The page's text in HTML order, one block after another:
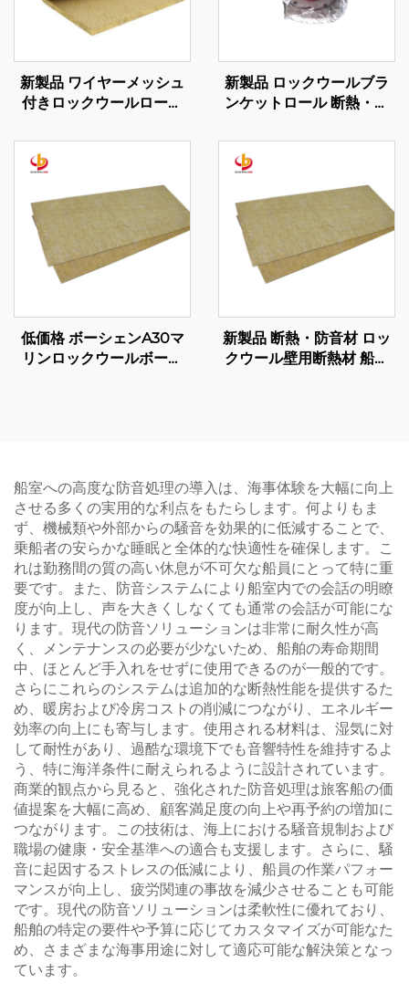
新製品 ワイヤーメッシュ
付きロックウールロール
蔽用岩鉱ウールブランケッ
新製品 ロックウールブラ
ンケットロール 断熱・防
断熱カバー
低価格 ボーシェンA30マ
リンロックウールボード
新製品 断熱・防音材 ロッ
クウール壁用断熱材 船舶
船室への高度な防音処理の導入は、海事体験を大幅に向上
させる多くの実用的な利点をもたらします。何よりもま
ず、機械類や外部からの騒音を効果的に低減することで、
乗船者の安らかな睡眠と全体的な快適性を確保します。こ
れは勤務間の質の高い休息が不可欠な船員にとって特に重
要です。また、防音システムにより船室内での会話の明瞭
度が向上し、声を大きくしなくても通常の会話が可能にな
ります。現代の防音ソリューションは非常に耐久性が高
く、メンテナンスの必要が少ないため、船舶の寿命期間
中、ほとんど手入れをせずに使用できるのが一般的です。
さらにこれらのシステムは追加的な断熱性能を提供するた
め、暖房および冷房コストの削減につながり、エネルギー
効率の向上にも寄与します。使用される材料は、湿気に対
して耐性があり、過酷な環境下でも音響特性を維持するよ
う、特に海洋条件に耐えられるように設計されています。
商業的観点から見ると、強化された防音処理は旅客船の価
値提案を大幅に高め、顧客満足度の向上や再予約の増加に
つながります。この技術は、海上における騒音規制および
職場の健康・安全基準への適合も支援します。さらに、騒
音に起因するストレスの低減により、船員の作業パフォー
マンスが向上し、疲労関連の事故を減少させることも可能
です。現代の防音ソリューションは柔軟性に優れており、
船舶の特定の要件や予算に応じてカスタマイズが可能なた
め、さまざまな海事用途に対して適応可能な解決策となっ
ています。